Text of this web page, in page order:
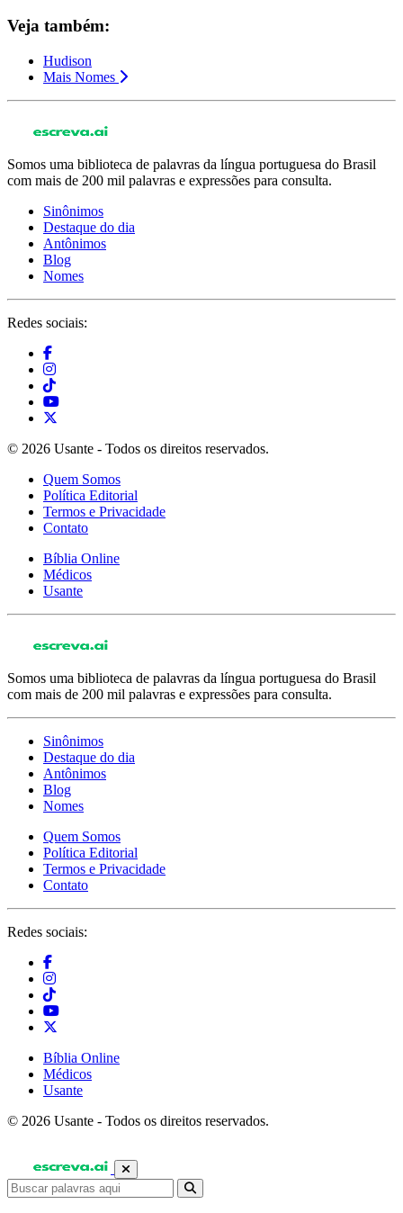
Veja também:
Hudison
Mais Nomes
Somos uma biblioteca de palavras da língua portuguesa do Brasil
com mais de 200 mil palavras e expressões para consulta.
Sinônimos
Destaque do dia
Antônimos
Blog
Nomes
Redes sociais:
© 2026 Usante - Todos os direitos reservados.
Quem Somos
Política Editorial
Termos e Privacidade
Contato
Bíblia Online
Médicos
Usante
Somos uma biblioteca de palavras da língua portuguesa do Brasil
com mais de 200 mil palavras e expressões para consulta.
Sinônimos
Destaque do dia
Antônimos
Blog
Nomes
Quem Somos
Política Editorial
Termos e Privacidade
Contato
Redes sociais:
Bíblia Online
Médicos
Usante
© 2026 Usante - Todos os direitos reservados.